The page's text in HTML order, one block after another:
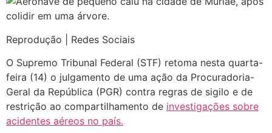
Reprodução | Redes Sociais
O Supremo Tribunal Federal (STF) retoma nesta quarta-
feira (14) o julgamento de uma ação da Procuradoria-
Geral da República (PGR) contra regras de sigilo e de
restrição ao compartilhamento de investigações sobre
acidentes aéreos no país.